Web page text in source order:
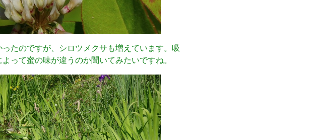
たのですが、シロツメクサも増えています。吸
って蜜の味が違うのか聞いてみたいですね。